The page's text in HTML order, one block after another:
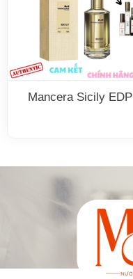
Mancera Sicily EDP